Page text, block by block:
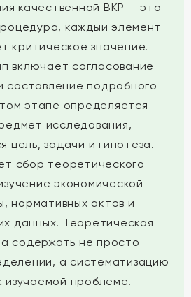
качественной ВКР — это
каждый элемент
критическое значение.
включает согласование
составление подробного
этапе определяется
исследования,
цель, задачи и гипотеза.
сбор теоретического
экономической
нормативных актов и
данных. Теоретическая
содержать не просто
а систематизацию
изучаемой проблеме.